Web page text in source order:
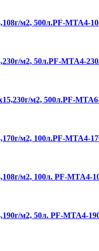
м2, 500л.PF-MTA4-
м2, 50л.PF-MTA4-
м2, 500л.PF-
м2, 100л.PF-MTA4-
м2, 100л. PF-MTA4-
м2, 50л. PF-MTA4-